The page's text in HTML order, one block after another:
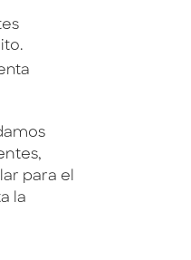
para el
la